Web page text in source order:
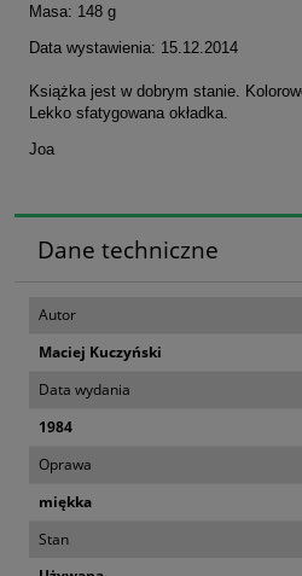
Masa: 148 g
Data wystawienia: 15.12.2014
Książka jest w dobrym stanie.
Lekko sfatygowana okładka.
Joa
Dane techniczne
Autor
Maciej Kuczyński
Data wydania
1984
Oprawa
miękka
Stan